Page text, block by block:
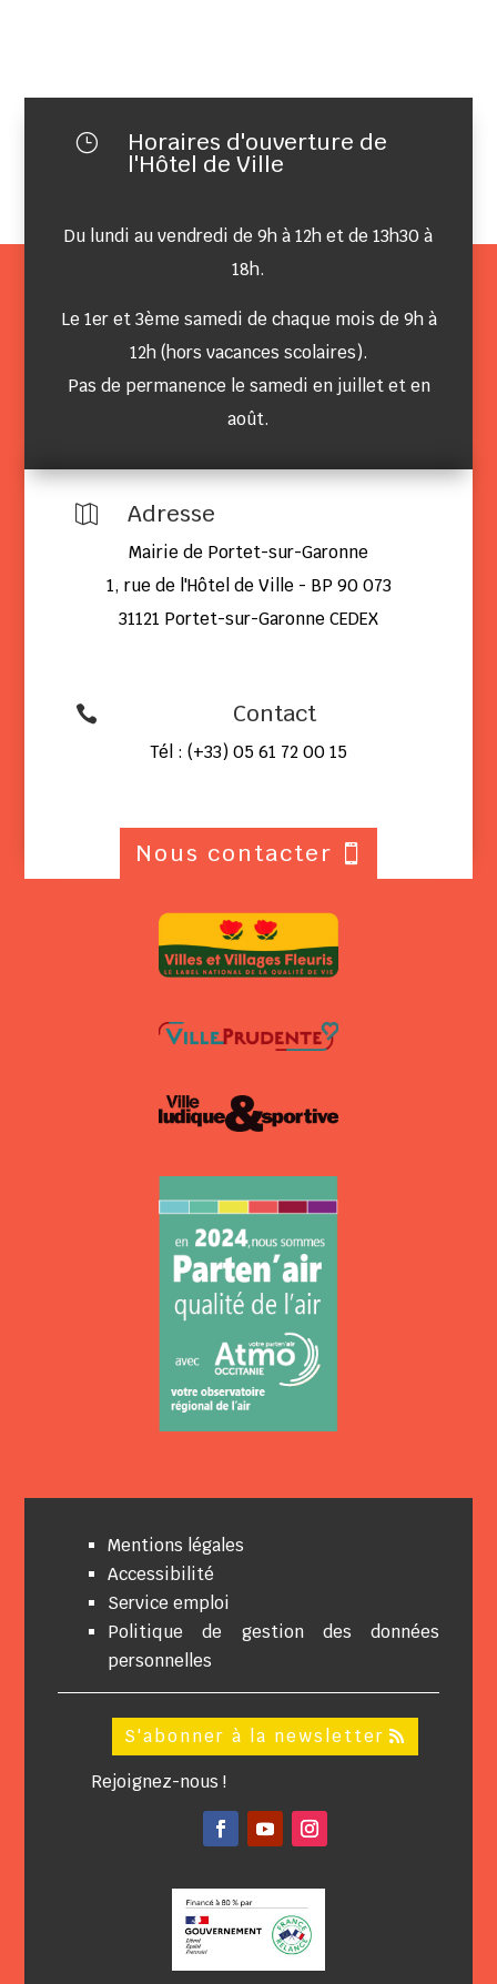
} Horaires d'ouverture de
l'Hôtel de Ville
Du lundi au vendredi de 9h à 12h et de 13h30 à
18h.
Le 1er et 3ème samedi de chaque mois de 9h à
12h (hors vacances scolaires).
Pas de permanence le samedi en juillet et en
août.
 Adresse
Mairie de Portet-sur-Garonne
1, rue de l'Hôtel de Ville - BP 90 073
31121 Portet-sur-Garonne CEDEX
 Contact
Tél : (+33) 05 61 72 00 15
Nous contacter
Mentions légales
Accessibilité
Service emploi
Politique de gestion des données
personnelles
S'abonner à la newsletter
Rejoignez-nous !